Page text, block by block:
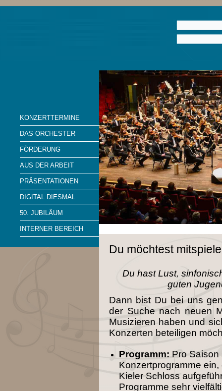
KONZERTTERMINE
DAS ORCHESTER
FÖRDERUNG
AUS DER ARBEIT
PRÄSENTATIONEN
DIGITAL DIESMAL
50. JUBILÄUM
INTERNER BEREICH
Du möchtest
Du hast Lust,
guten
Dann bist Du bei uns
der Suche nach neuen
Musizieren haben und
Konzerten beteiligen
Programm: Pro Saison
Konzertprogramme
Kieler Schloss
Programme sehr